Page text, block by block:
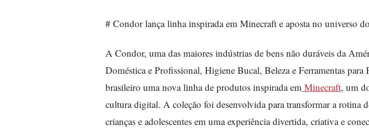
# Condor lança linha inspirada em Minecraft e aposta no universo
A Condor, uma das maiores indústrias de bens não duráveis da
Doméstica e Profissional, Higiene Bucal, Beleza e Ferramentas para
brasileiro uma nova linha de produtos inspirada em Minecraft, um
cultura digital. A coleção foi desenvolvida para transformar a rotina
crianças e adolescentes em uma experiência divertida, criativa e